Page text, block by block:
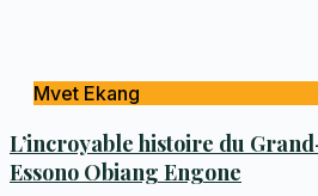
Mvet Ekang
L’incroyable histoire du
Essono Obiang Engone